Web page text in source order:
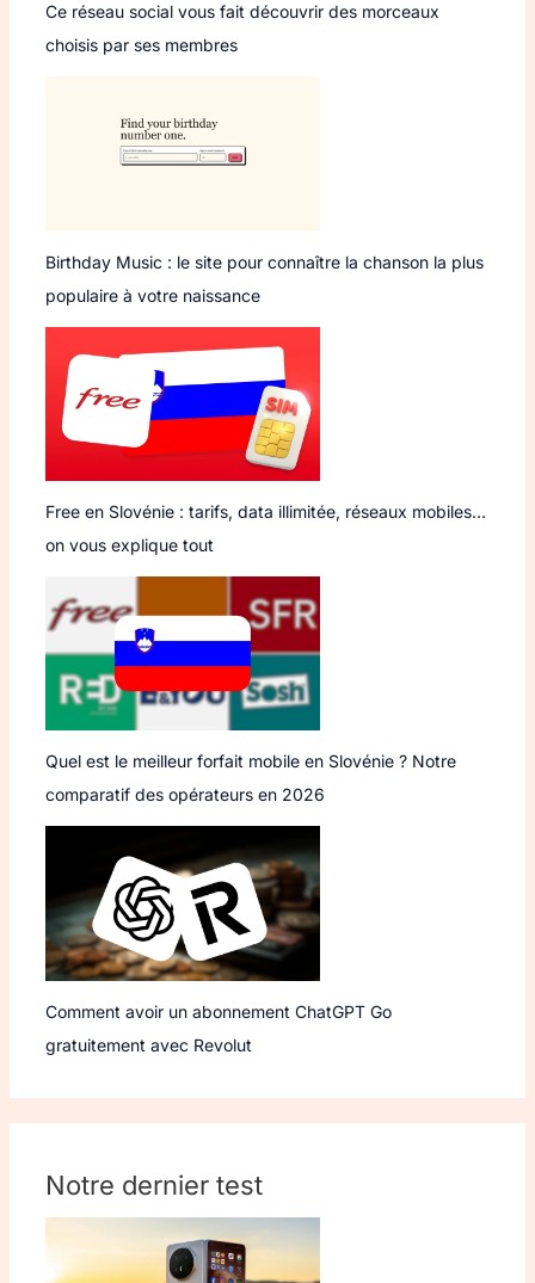
Ce réseau social vous fait découvrir des morceaux
choisis par ses membres
Birthday Music : le site pour connaître la chanson la plus
populaire à votre naissance
Free en Slovénie : tarifs, data illimitée, réseaux mobiles…
on vous explique tout
Quel est le meilleur forfait mobile en Slovénie ? Notre
comparatif des opérateurs en 2026
Comment avoir un abonnement ChatGPT Go
gratuitement avec Revolut
Notre dernier test